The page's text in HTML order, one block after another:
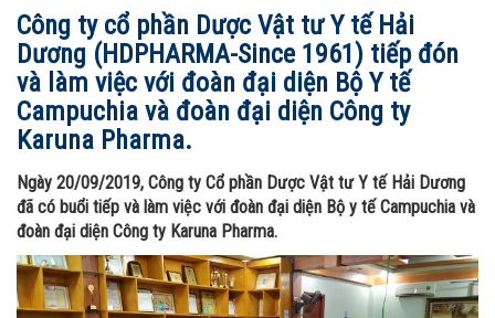
Công ty cổ phần Dược Vật tư Y tế Hải
Dương (HDPHARMA-Since 1961) tiếp đón
và làm việc với đoàn đại diện Bộ Y tế
Campuchia và đoàn đại diện Công ty
Karuna Pharma.
Ngày 20/09/2019, Công ty Cổ phần Dược Vật tư Y tế Hải Dương
đã có buổi tiếp và làm việc với đoàn đại diện Bộ y tế Campuchia và
đoàn đại diện Công ty Karuna Pharma.